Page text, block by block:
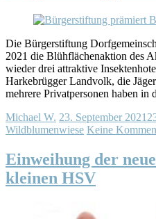
Die Bürgerstiftung
2021 die Blühflächenaktion des
wieder drei attraktive
Harkebrügger Landvolk, die
mehrere Privatpersonen haben in
Michael W. 23. September 2021
Wildblumenwiese Keine
Einweihung der
kleinen HSV